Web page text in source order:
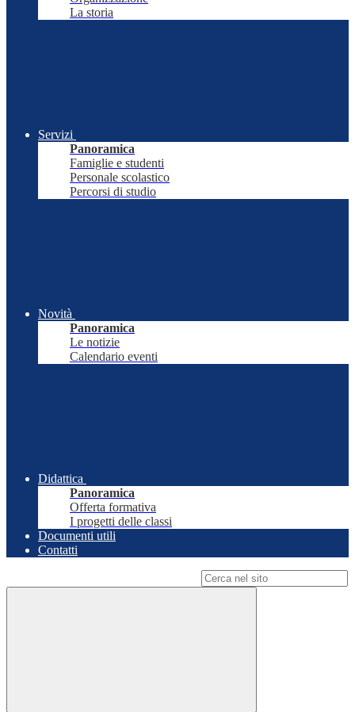
La storia
Servizi
Panoramica
Famiglie e studenti
Personale scolastico
Percorsi di studio
Novità
Panoramica
Le notizie
Calendario eventi
Didattica
Panoramica
Offerta formativa
I progetti delle classi
Documenti utili
Contatti